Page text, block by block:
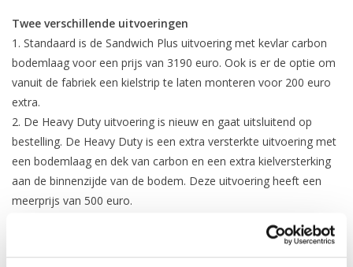
Twee verschillende uitvoeringen
1. Standaard is de Sandwich Plus uitvoering met kevlar carbon
bodemlaag voor een prijs van 3190 euro. Ook is er de optie om
vanuit de fabriek een kielstrip te laten monteren voor 200 euro
extra.
2. De Heavy Duty uitvoering is nieuw en gaat uitsluitend op
bestelling. De Heavy Duty is een extra versterkte uitvoering met
een bodemlaag en dek van carbon en een extra kielversterking
aan de binnenzijde van de bodem. Deze uitvoering heeft een
meerprijs van 500 euro.
ons voor onze huidige